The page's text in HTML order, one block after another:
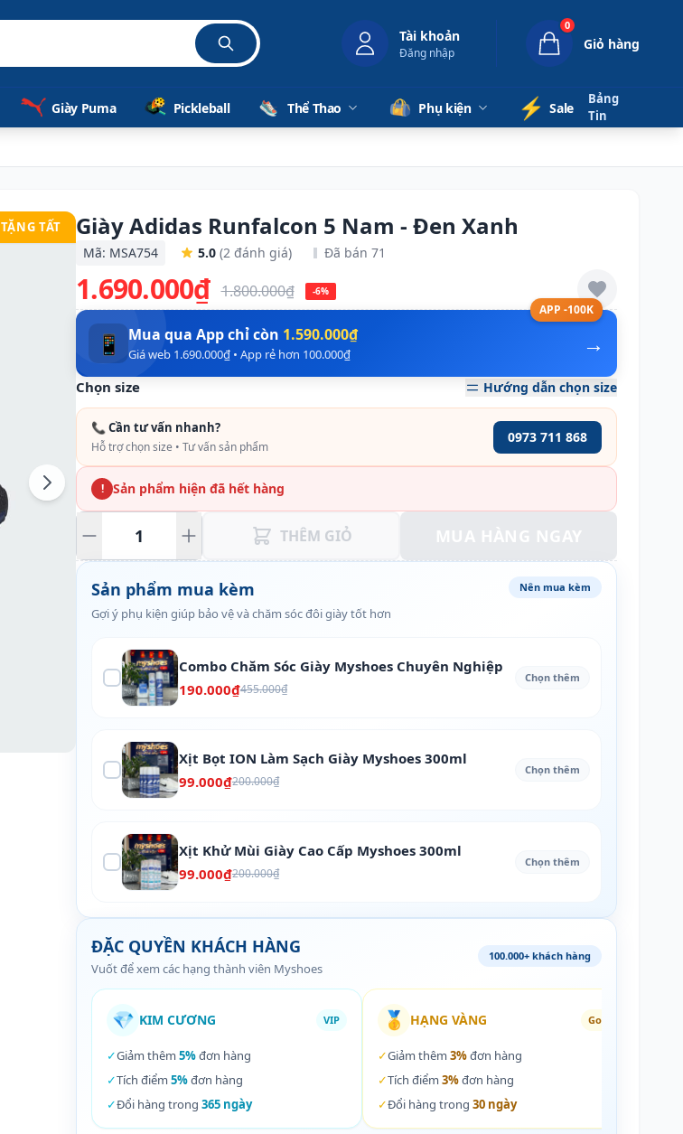
Tài khoản
Đăng nhập
0
Giỏ hàng
Giày Puma Pickleball Thể Thao Phụ kiện ⚡️ Sale
Bảng
Tin
TẶNG TẤT Giày Adidas Runfalcon 5 Nam - Đen Xanh
Mã: MSA754 5.0 (2 đánh giá) Đã bán 71
1.690.000₫ 1.800.000₫ -6%
APP -100K
→
📱 Mua qua App chỉ còn 1.590.000₫
Giá web 1.690.000₫ • App rẻ hơn 100.000₫
Chọn size Hướng dẫn chọn size
📞 Cần tư vấn nhanh?
Hỗ trợ chọn size • Tư vấn sản phẩm
0973 711 868
! Sản phẩm hiện đã hết hàng
THÊM GIỎ
Sản phẩm mua kèm
Gợi ý phụ kiện giúp bảo vệ và chăm sóc đôi giày tốt hơn
Nên mua kèm
Combo Chăm Sóc Giày Myshoes Chuyên Nghiệp
190.000₫455.000₫
Chọn thêm
Xịt Bọt ION Làm Sạch Giày Myshoes 300ml
99.000₫200.000₫
Chọn thêm
Xịt Khử Mùi Giày Cao Cấp Myshoes 300ml
99.000₫200.000₫
Chọn thêm
ĐẶC QUYỀN KHÁCH HÀNG
Vuốt để xem các hạng thành viên Myshoes
100.000+ khách hàng
💎 KIM CƯƠNG VIP
✓Giảm thêm 5%đơn hàng
✓Tích điểm 5%đơn hàng
✓Đổi hàng trong 365 ngày
🥇 HẠNG VÀNG Gold
✓Giảm thêm 3%đơn hàng
✓Tích điểm 3%đơn hàng
✓Đổi hàng trong 30 ngày